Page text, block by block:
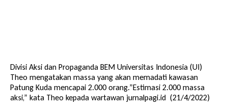
Divisi Aksi dan Propaganda BEM Universitas Indonesia (UI)
Theo mengatakan massa yang akan memadati kawasan
Patung Kuda mencapai 2.000 orang.”Estimasi 2.000 massa
aksi,” kata Theo kepada wartawan jurnalpagi.id (21/4/2022)